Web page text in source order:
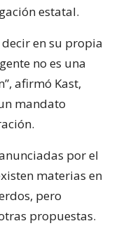
estatal.
decir en su propia
no es una
afirmó Kast,
mandato
por el
materias en
pero
propuestas.